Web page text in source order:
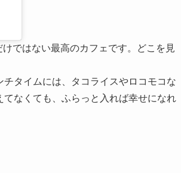
ではない最高のカフェです。どこを見
タイムには、タコライスやロコモコな
なくても、ふらっと入れば幸せになれ